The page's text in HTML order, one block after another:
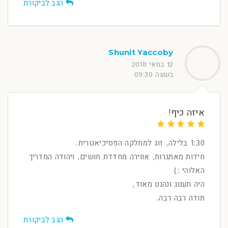
הגב לביקורת
Shunit Yaccoby
12 במאי 2018
בשעה 09:30
איזה כיף!
1:30 בלילה, זוג למחלקה הפסיכיאטרית.
חידות מאתגרות, אווירה מחדדת חושים, ויהודה המדריך
האלוהי :)
היה תענוג ונהננו מאוד,
תודה רבה רבה.
הגב לביקורת